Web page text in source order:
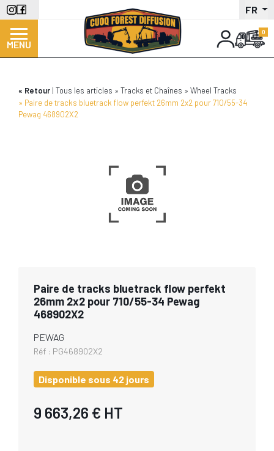
Aller
au
contenu
principal
FR
MENU
Retour Tous les articles Tracks et Chaînes
Wheel Tracks
Paire de tracks bluetrack flow perfekt 26mm 2x2 pour 710/55-34
Pewag 468902X2
Paire de tracks bluetrack flow perfekt
26mm 2x2 pour 710/55-34 Pewag
468902X2
PEWAG
Réf : PG468902X2
Disponible sous 42 jours
9 663,26 € HT